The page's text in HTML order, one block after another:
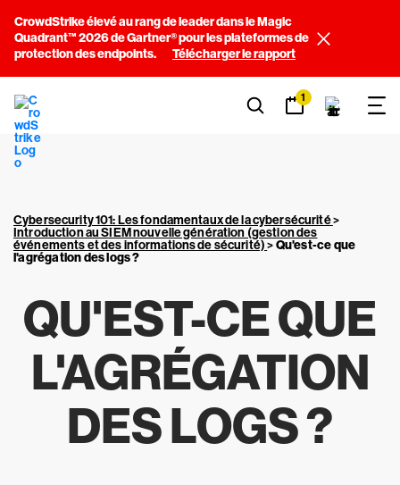
CrowdStrike élevé au rang de leader dans le Magic
Quadrant™ 2026 de Gartner® pour les plateformes de
protection des endpoints.
Télécharger le rapport
1
Cybersecurity 101: Les fondamentaux de la cybersécurité>
Introduction au SIEM nouvelle génération (gestion des
événements et des informations de sécurité)>Qu'est-ce que
l'agrégation des logs ?
QU'EST-CE QUE
L'AGRÉGATION
DES LOGS ?